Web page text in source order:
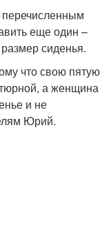
еще один –
сиденья.
что свою пятую
а женщина
и не
Юрий.